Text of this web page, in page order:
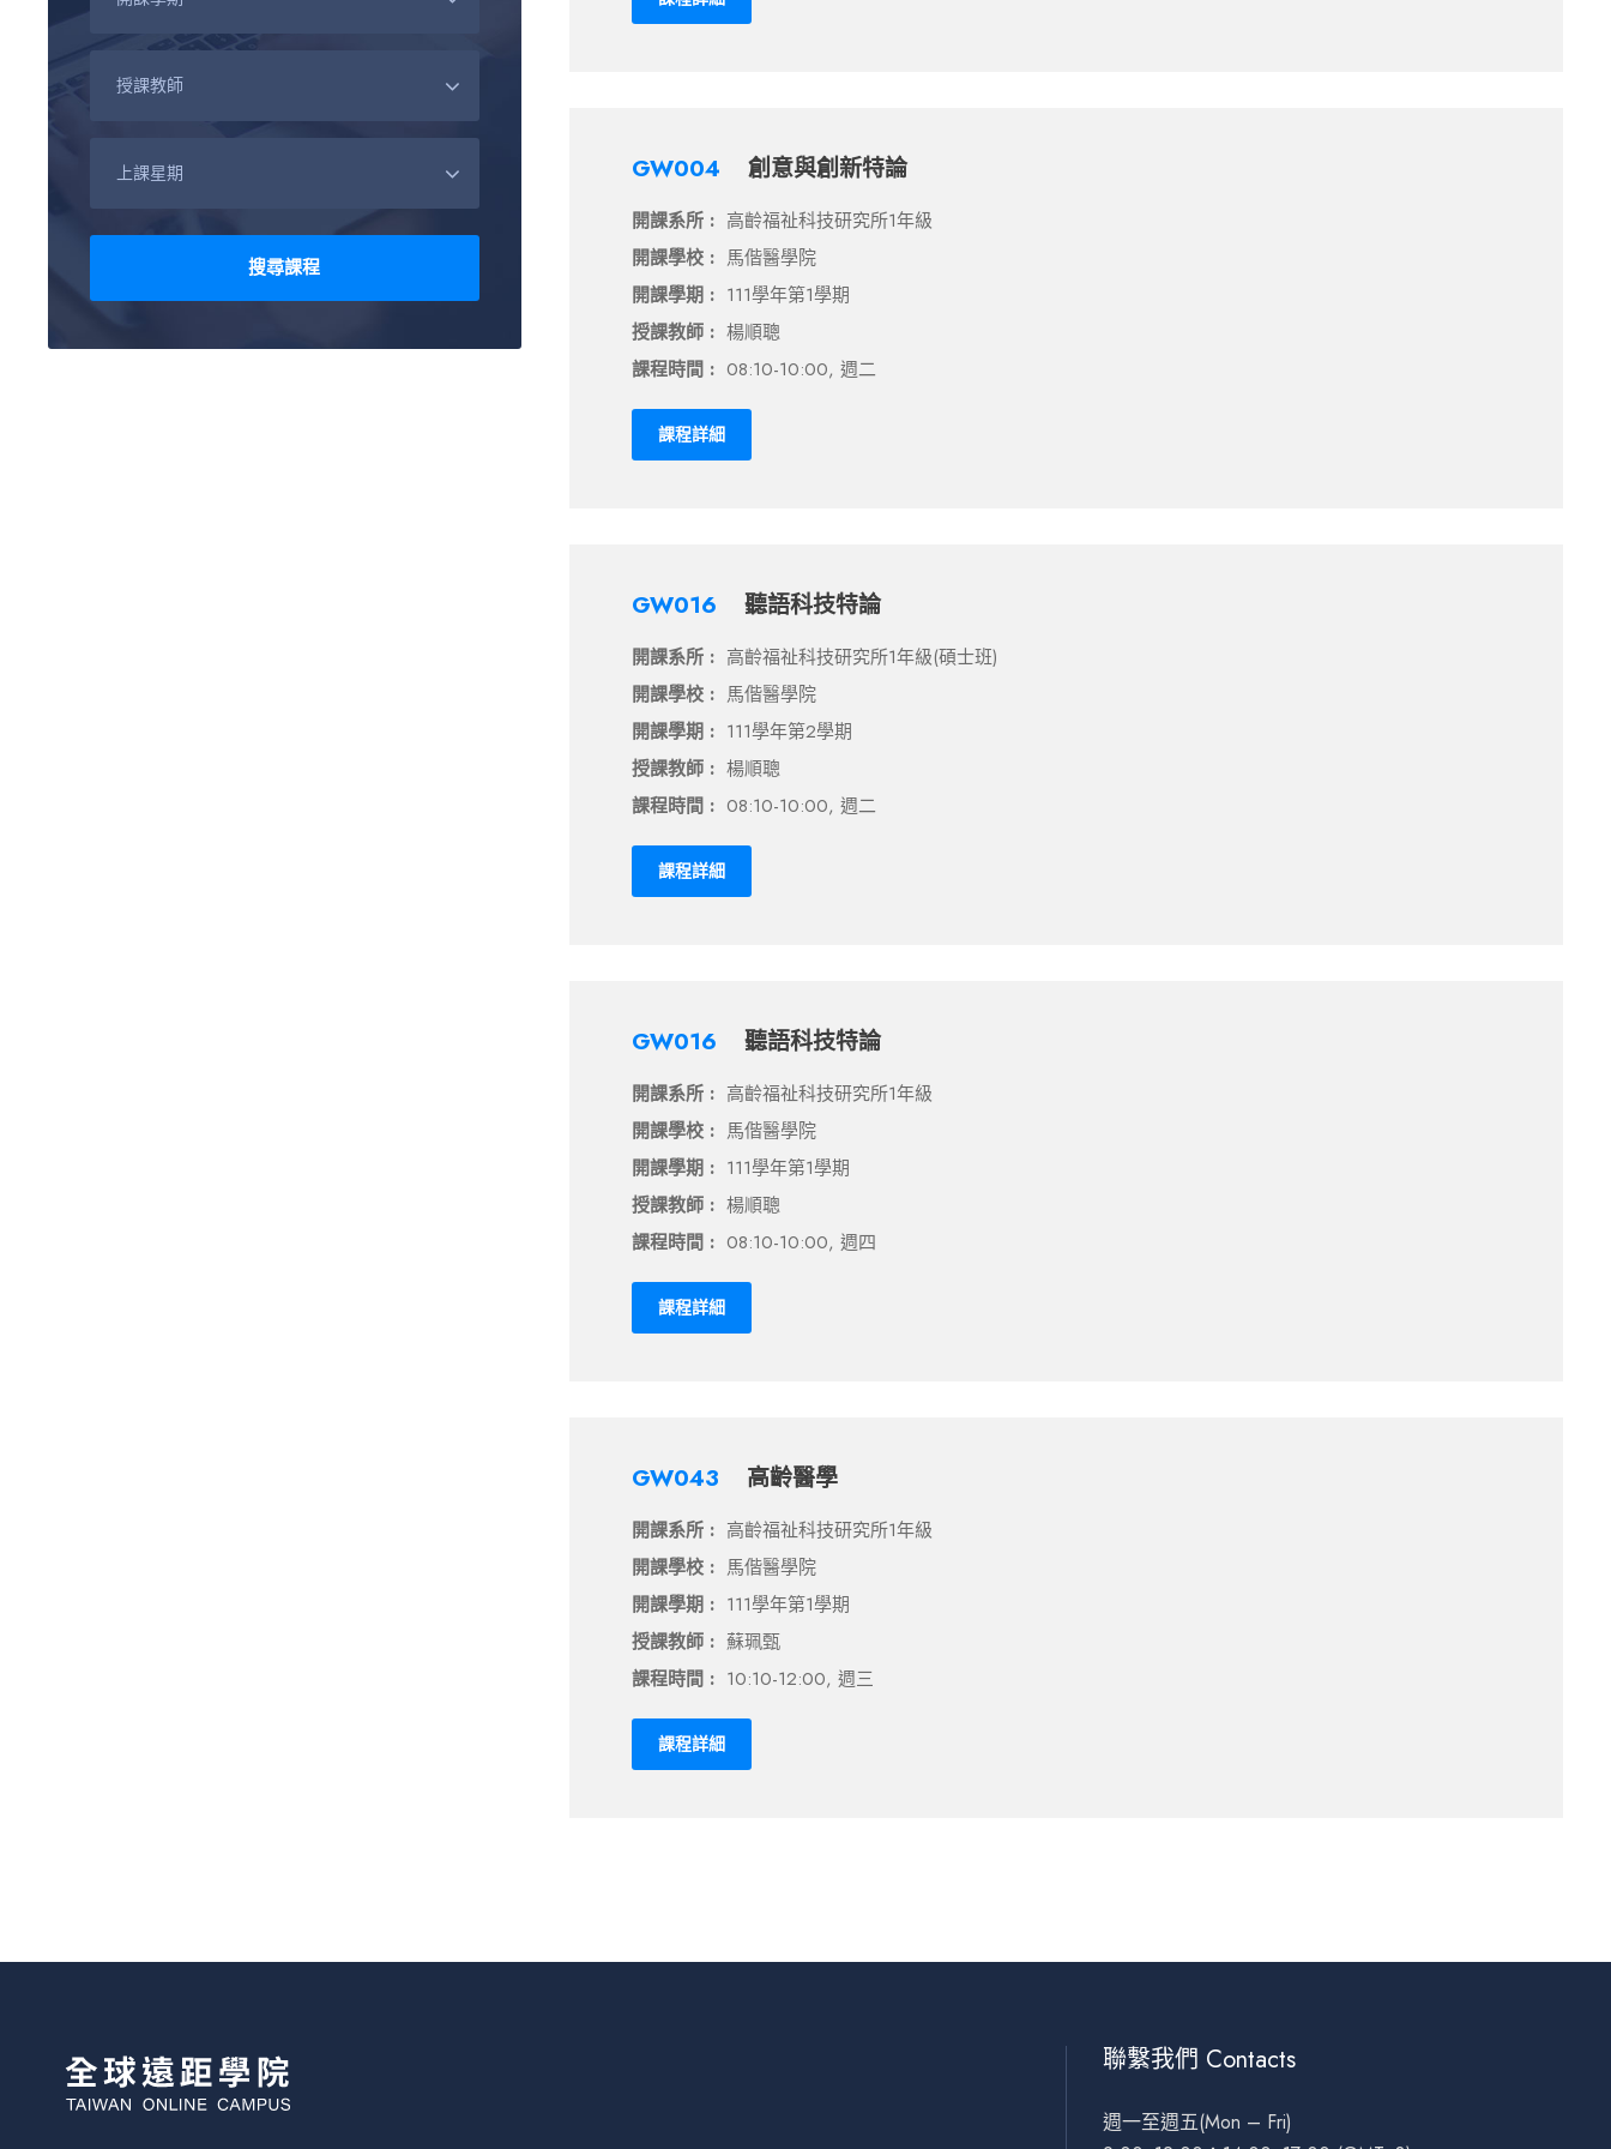
GW004 創意與創新特論
開課系所 : 高齡福祉科技研究所1年級
開課學校 : 馬偕醫學院
開課學期 : 111學年第1學期
授課教師 : 楊順聰
課程時間 : 08:10-10:00, 週二
課程詳細
GW016 聽語科技特論
開課系所 : 高齡福祉科技研究所1年級(碩士班)
開課學校 : 馬偕醫學院
開課學期 : 111學年第2學期
授課教師 : 楊順聰
課程時間 : 08:10-10:00, 週二
課程詳細
GW016 聽語科技特論
開課系所 : 高齡福祉科技研究所1年級
開課學校 : 馬偕醫學院
開課學期 : 111學年第1學期
授課教師 : 楊順聰
課程時間 : 08:10-10:00, 週四
課程詳細
GW043 高齡醫學
開課系所 : 高齡福祉科技研究所1年級
開課學校 : 馬偕醫學院
開課學期 : 111學年第1學期
授課教師 : 蘇珮甄
課程時間 : 10:10-12:00, 週三
課程詳細
聯繫我們 Contacts
週一至週五(Mon – Fri)